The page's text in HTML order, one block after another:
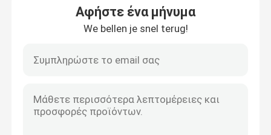
Αφήστε ένα μήνυμα
We bellen je snel terug!